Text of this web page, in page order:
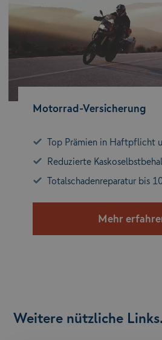
Motorrad-Versicherung
Top Prämien in Haftpflicht
Reduzierte
Totalschadenreparatur bis
Mehr
Weitere nützliche Links.